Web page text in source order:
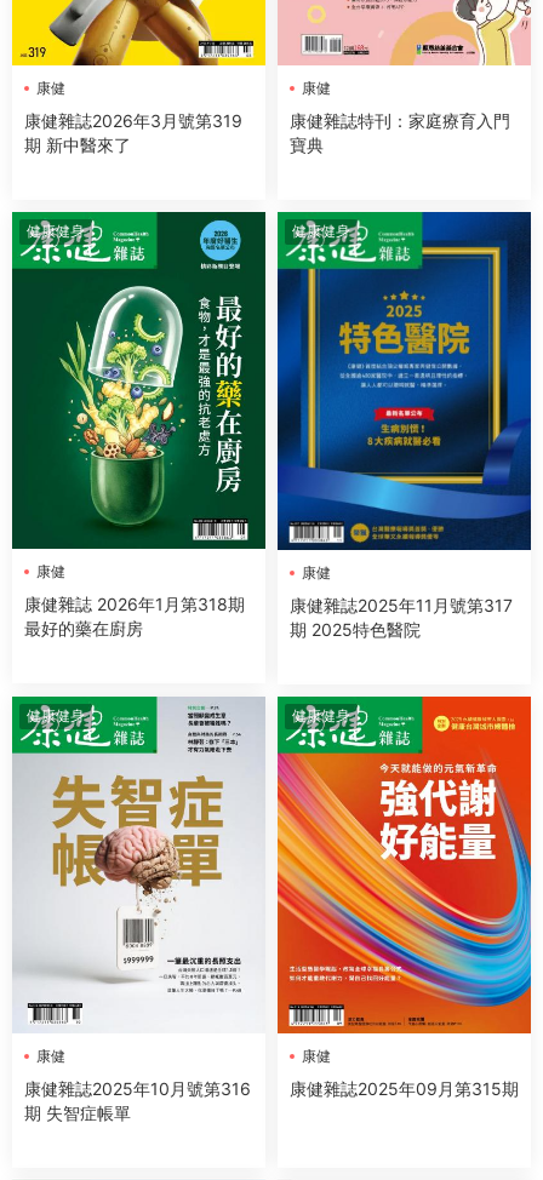
康健
康健雜誌2026年3月號第319
期 新中醫來了
康健
康健雜誌特刊：家庭療育入門
寶典
健康健身
康健
康健雜誌 2026年1月第318期
最好的藥在廚房
健康健身
康健
康健雜誌2025年11月號第317
期 2025特色醫院
健康健身
康健
康健雜誌2025年10月號第316
期 失智症帳單
健康健身
康健
康健雜誌2025年09月第315期